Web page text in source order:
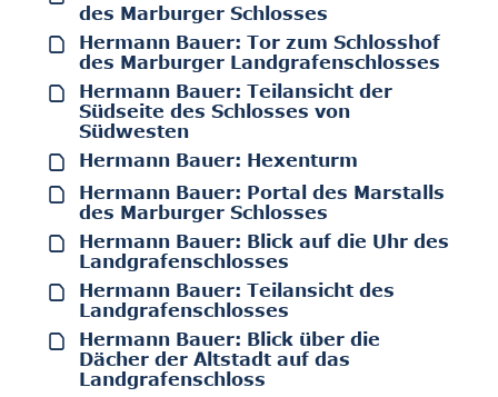
des Marburger Schlosses
Hermann Bauer: Tor zum Schlosshof
des Marburger Landgrafenschlosses
Hermann Bauer: Teilansicht der
Südseite des Schlosses von
Südwesten
Hermann Bauer: Hexenturm
Hermann Bauer: Portal des Marstalls
des Marburger Schlosses
Hermann Bauer: Blick auf die Uhr des
Landgrafenschlosses
Hermann Bauer: Teilansicht des
Landgrafenschlosses
Hermann Bauer: Blick über die
Dächer der Altstadt auf das
Landgrafenschloss